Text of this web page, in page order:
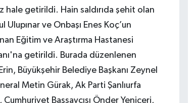
hale getirildi. Hain saldırıda şehit olan
ve Onbaşı Enes Koç’un
Eğitim ve Araştırma Hastanesi
getirildi. Burada düzenlenen
Büyükşehir Belediye Başkanı Zeynel
Metin Gürak, Ak Parti Şanlıurfa
Başsavcısı Önder Yeniçeri,